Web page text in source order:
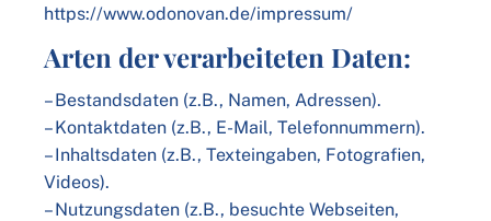
https://www.odonovan.de/impressum/
Arten der verarbeiteten Daten:
– Bestandsdaten (z.B., Namen, Adressen).
– Kontaktdaten (z.B., E-Mail, Telefonnummern).
– Inhaltsdaten (z.B., Texteingaben, Fotografien,
Videos).
– Nutzungsdaten (z.B., besuchte Webseiten,